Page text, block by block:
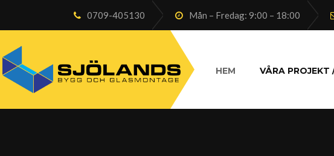
0709-405130 Mån – Fredag: 9:00 – 18:00
HEM VÅRA PROJEKT